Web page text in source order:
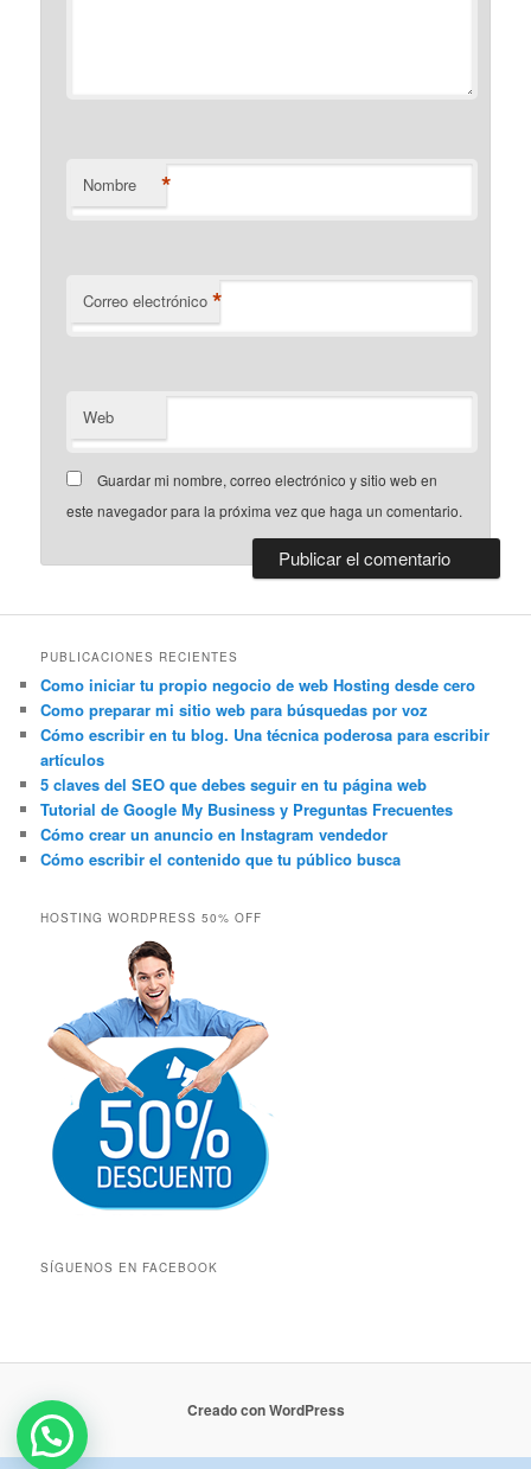
Nombre *
Correo electrónico *
Web
Guardar mi nombre, correo electrónico y sitio web en
este navegador para la próxima vez que haga un comentario.
PUBLICACIONES RECIENTES
Como iniciar tu propio negocio de web Hosting desde cero
Como preparar mi sitio web para búsquedas por voz
Cómo escribir en tu blog. Una técnica poderosa para escribir
artículos
5 claves del SEO que debes seguir en tu página web
Tutorial de Google My Business y Preguntas Frecuentes
Cómo crear un anuncio en Instagram vendedor
Cómo escribir el contenido que tu público busca
HOSTING WORDPRESS 50% OFF
SÍGUENOS EN FACEBOOK
Creado con WordPress